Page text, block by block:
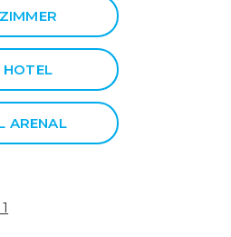
ZIMMER
HOTEL
ARENAL